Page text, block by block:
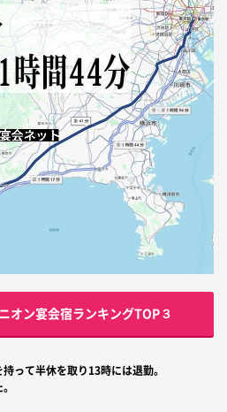
オン宴会宿ランキングTOP３
って半休を取り13時には退勤。